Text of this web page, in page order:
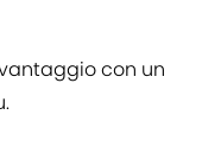
con un